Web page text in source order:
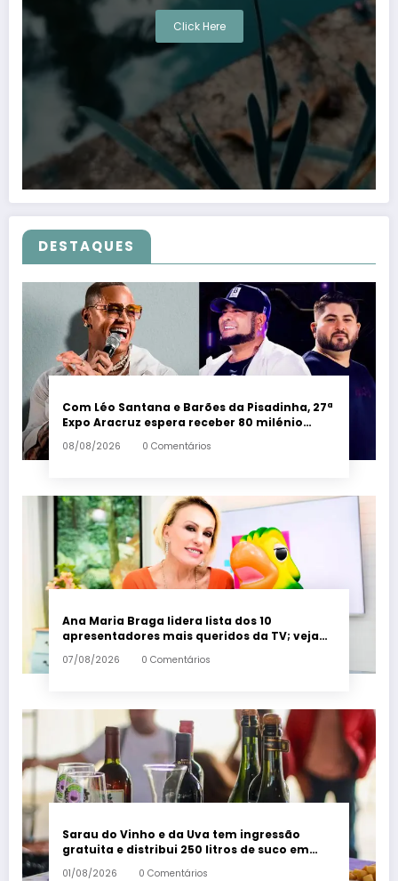
Click Here
DESTAQUES
Com Léo Santana e Barões da Pisadinha, 27ª
Expo Aracruz espera receber 80 milénio
visitantes por dia – Em Dia ES
08/08/2026 0 Comentários
Ana Maria Braga lidera lista dos 10
apresentadores mais queridos da TV; veja
ranking – Em Dia ES
07/08/2026 0 Comentários
Sarau do Vinho e da Uva tem ingressão
gratuita e distribui 250 litros de suco em
Santa Teresa – Em Dia ES
01/08/2026 0 Comentários